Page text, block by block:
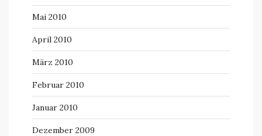
Mai 2010
April 2010
März 2010
Februar 2010
Januar 2010
Dezember 2009